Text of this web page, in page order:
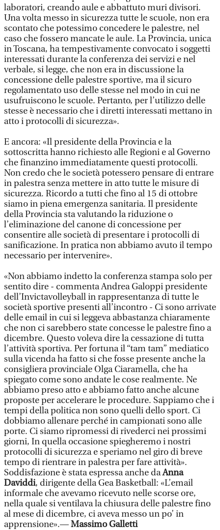
laboratori, creando aule e abbattuto muri divisori.
Una volta messo in sicurezza tutte le scuole, non era
scontato che potessimo concedere le palestre, nel
caso che fossero mancate le aule. La Provincia, unica
in Toscana, ha tempestivamente convocato i soggetti
interessati durante la conferenza dei servizi e nel
verbale, si legge, che non era in discussione la
concessione delle palestre sportive, ma il sicuro
regolamentato uso delle stesse nel modo in cui ne
usufruiscono le scuole. Pertanto, per l’utilizzo delle
stesse è necessario che i diretti interessati mettano in
atto i protocolli di sicurezza».
E ancora: «Il presidente della Provincia e la
sottoscritta hanno richiesto alle Regioni e al Governo
che finanzino immediatamente questi protocolli.
Non credo che le società potessero pensare di entrare
in palestra senza mettere in atto tutte le misure di
sicurezza. Ricordo a tutti che fino al 15 di ottobre
siamo in piena emergenza sanitaria. Il presidente
della Provincia sta valutando la riduzione o
l’eliminazione del canone di concessione per
consentire alle società di presentare i protocolli di
sanificazione. In pratica non abbiamo avuto il tempo
necessario per intervenire».
«Non abbiamo indetto la conferenza stampa solo per
sentito dire - commenta Andrea Galoppi presidente
dell’Invictavolleyball in rappresentanza di tutte le
società sportive presenti all’incontro - Ci sono arrivate
delle email in cui si leggeva abbastanza chiaramente
che non ci sarebbero state concesse le palestre fino a
dicembre. Questo voleva dire la cessazione di tutta
l’attività sportiva. Per fortuna il “tam tam” mediatico
sulla vicenda ha fatto si che fosse presente anche la
consigliera provinciale Olga Ciaramella, che ha
spiegato come sono andate le cose realmente. Ne
abbiamo preso atto e abbiamo fatto anche alcune
proposte per accelerare le procedure. Sappiamo che i
tempi della politica non sono quelli dello sport. Ci
dobbiamo allenare perché in campionati sono alle
porte. Ci siamo ripromessi di rivederci nei prossimi
giorni, In quella occasione spiegheremo i nostri
protocolli di sicurezza e speriamo nel giro di breve
tempo di rientrare in palestra per fare attività».
Soddisfazione è stata espressa anche daAnna
Daviddi, dirigente della Gea Basketball: «L’email
informale che avevamo ricevuto nelle scorse ore,
nella quale si ventilava la chiusura delle palestre fino
al mese di dicembre, ci aveva messo un po’ in
apprensione».—Massimo Galletti